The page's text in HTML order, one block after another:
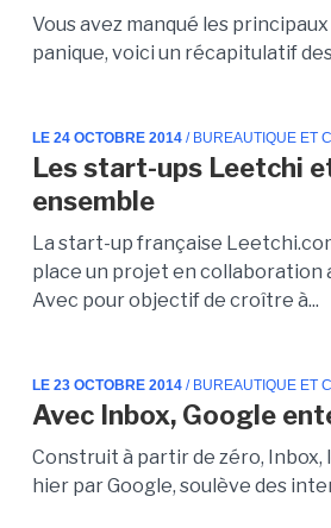
Vous avez manqué les
panique, voici un récapitulatif
LE 24 OCTOBRE 2014 / BUREAUTIQUE ET
Les start-ups Leetchi
ensemble
La start-up française
place un projet en collaboration
Avec pour objectif de croître à...
LE 23 OCTOBRE 2014 / BUREAUTIQUE ET
Avec Inbox, Google
Construit à partir de zéro,
hier par Google, soulève des